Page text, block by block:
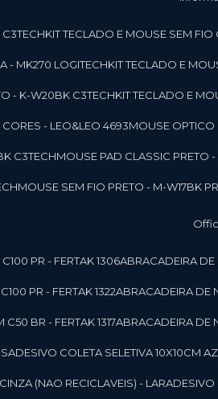
C3TECH KIT TECLADO E MOUSE SEM
- MK270 LOGITECH KIT TECLADO E
- K-W20BK C3TECH KIT TECLADO E
CORES - LEO&LEO 4693 MOUSE
C3TECH MOUSE PAD CLASSIC PRETO
MOUSE SEM FIO PRETO - M-W17BK
PR - FERTAK 1306 ABRACADEIRA
PR - FERTAK 1322 ABRACADEIRA
BR - FERTAK 1317 ABRACADEIRA
ADESIVO COLETA SELETIVA 10X10CM
(NAO RECICLAVEIS) - LAR